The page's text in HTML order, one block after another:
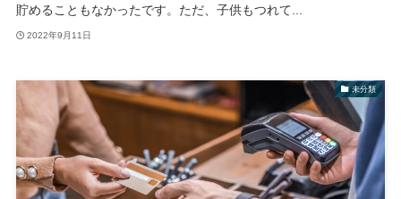
貯めることもなかったです。ただ、子供もつれて...
2022年9月11日
未分類